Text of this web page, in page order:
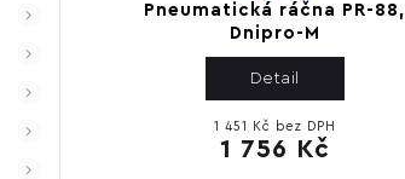
Pneumatická ráčna PR-88,
Dnipro-M
1 451 Kč bez DPH
1 756 Kč
Detail